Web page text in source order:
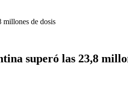
millones de dosis
superó las 23,8